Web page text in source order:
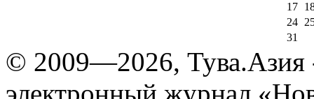
17
24
31
© 2009—2026, Тува.Азия
электронный журнал